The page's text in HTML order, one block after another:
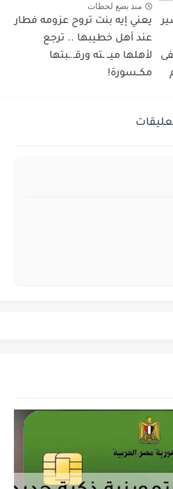
منذ بضع لحظات
يعني إيه بنت تروح عزومه فطار
عند أهل خطيبها .. ترجع
لأهلها ميــ ـته ورقـ.ـبتها
مكــسورة!